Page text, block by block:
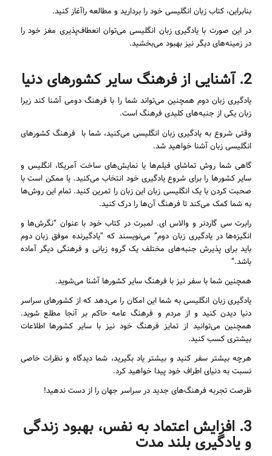
بنابراین، کتاب زبان انگلیسی خود را بردارید و مطالعه راآغاز کنید.
در این صورت با یادگیری زبان انگلیسی می‌توان انعطاف‌پذیری مغز خود را
در زمینه‌های دیگر نیز بهبود می‌بخشید.
2. آشنایی از فرهنگ سایر کشورهای دنیا
یادگیری زبان دوم همچنین می‌تواند شما را با فرهنگ دومی آشنا کند زیرا
زبان یکی از جنبه‌های کلیدی فرهنگ است.
وقتی شروع به یادگیری زبان انگلیسی می‌کنید، شما با فرهنگ کشورهای
انگلیسی زبان آشنا خواهید شد.
گاهی شما روش تماشای فیلم‌ها یا نمایش‌های ساخت آمریکا، انگلیس و
سایر کشورها را برای شروع یادگیری خود انتخاب می‌کنید. یا ممکن است با
صحبت کردن با یک انگلیسی زبان این زبان را تمرین کنید. تمام این روش‌ها
به شما کمک می‌کند تا فرهنگ آن‌ها را درک کنید.
رابرت سی گاردنر و والاس ای. لمبرت در کتاب خود با عنوان “نگرش‌ها و
انگیزه‌ها در یادگیری زبان دوم” می‌نویسند که “یادگیرنده موفق زبان دوم
باید برای پذیرش جنبه‌های مختلف یک گروه زبانی و فرهنگی دیگر آماده
باشد.”
همچنین شما با سفر نیز با فرهنگ سایر کشورها آشنا می‌شوید.
یادگیری زبان انگلیسی به شما این امکان را می‌دهد که از کشورهای سراسر
دنیا دیدن کنید و از مردم و فرهنگ عامه حاکم بر آنجا مطلع شوید.
همچنین می‌توانید از تمایز فرهنگ خود نیز با سایر کشورها اطلاعات
بیشتری کسب کنید.
هرچه بیشتر سفر کنید و بیشتر یاد بگیرید، شما دیدگاه و نظرات خاصی
نسبت به دنیای اطراف خود پیدا خواهید کرد.
ظرصت تجربه فرهنگ‌های جدید در سراسر جهان را از دست ندهید!
3. افزایش اعتماد به نفس، بهبود زندگی
و یادگیری بلند مدت